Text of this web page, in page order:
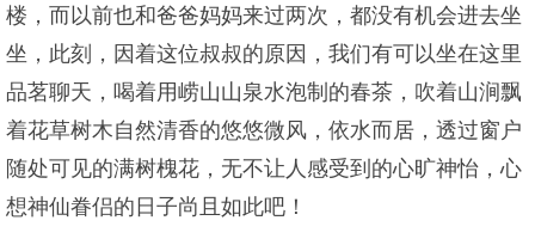
楼，而以前也和爸爸妈妈来过两次，都没有机会进去坐
坐，此刻，因着这位叔叔的原因，我们有可以坐在这里
品茗聊天，喝着用崂山山泉水泡制的春茶，吹着山涧飘
着花草树木自然清香的悠悠微风，依水而居，透过窗户
随处可见的满树槐花，无不让人感受到的心旷神怡，心
想神仙眷侣的日子尚且如此吧！